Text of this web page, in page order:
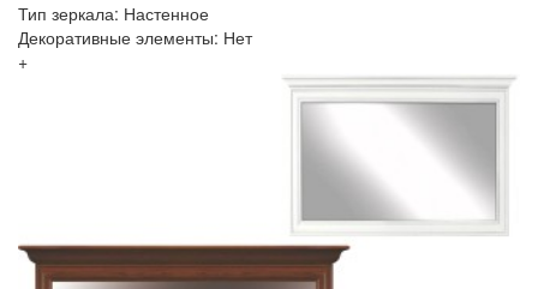
Тип зеркала: Настенное
Декоративные элементы: Нет
+